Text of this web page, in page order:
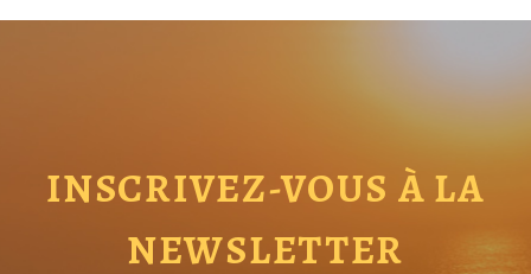
INSCRIVEZ-VOUS À LA
NEWSLETTER